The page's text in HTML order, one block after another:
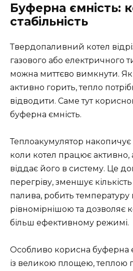
Буферна ємність:
стабільність
Твердопаливний котел
газового або електричного
можна миттєво вимкнути.
активно горить, тепло
відводити. Саме тут
буферна ємність.
Теплоакумулятор
коли котел працює активно,
віддає його в систему. Це
перегріву, зменшує
палива, робить
рівномірнішою та дозволяє
більш ефективному режимі.
Особливо корисна буферна
із великою площею, теплою